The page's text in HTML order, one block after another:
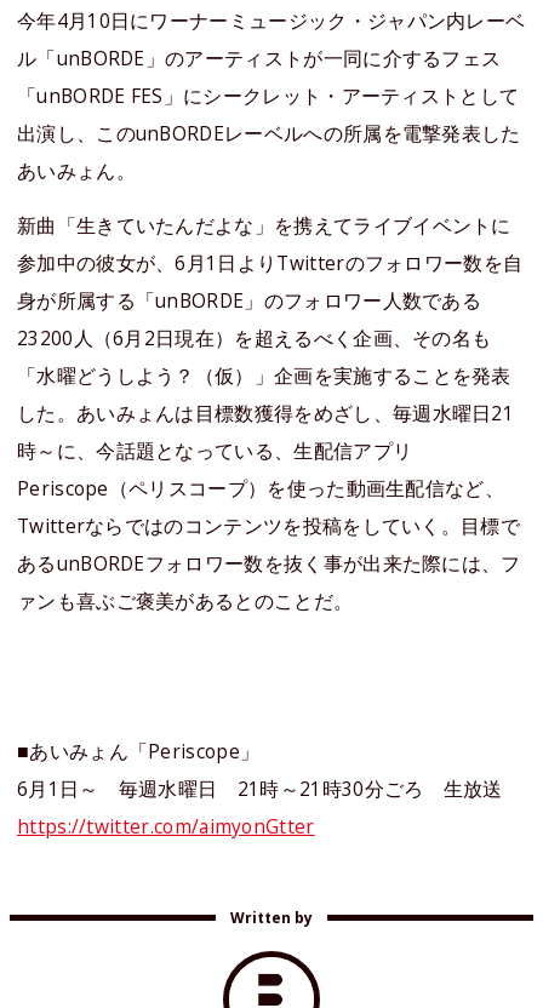
今年4月10日にワーナーミュージック・ジャパン内レーベ
ル「unBORDE」のアーティストが一同に介するフェス
「unBORDE FES」にシークレット・アーティストとして
出演し、このunBORDEレーベルへの所属を電撃発表した
あいみょん。
新曲「生きていたんだよな」を携えてライブイベントに
参加中の彼女が、6月1日よりTwitterのフォロワー数を自
身が所属する「unBORDE」のフォロワー人数である
23200人（6月2日現在）を超えるべく企画、その名も
「水曜どうしよう？（仮）」企画を実施することを発表
した。あいみょんは目標数獲得をめざし、毎週水曜日21
時～に、今話題となっている、生配信アプリ
Periscope（ペリスコープ）を使った動画生配信など、
Twitterならではのコンテンツを投稿をしていく。目標で
あるunBORDEフォロワー数を抜く事が出来た際には、フ
ァンも喜ぶご褒美があるとのことだ。
■あいみょん「Periscope」
6月1日～ 毎週水曜日 21時～21時30分ごろ 生放送
https://twitter.com/aimyonGtter
Written by